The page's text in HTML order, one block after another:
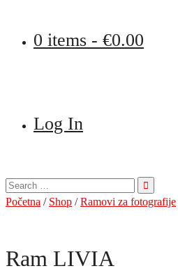
0 items - €0.00
Log In
Pretraga
za:
Početna / Shop /Ramovi za fotografije
Ram LIVIA